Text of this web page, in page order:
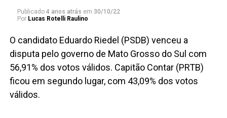
Publicado 4 anos atrás em 30/10/22
Por Lucas Rotelli Raulino
O candidato Eduardo Riedel (PSDB) venceu a
disputa pelo governo de Mato Grosso do Sul com
56,91% dos votos válidos. Capitão Contar (PRTB)
ficou em segundo lugar, com 43,09% dos votos
válidos.